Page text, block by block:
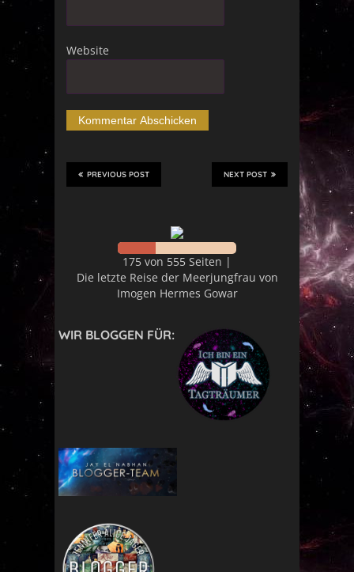
Website
NEXT POST
PREVIOUS POST
175 von 555 Seiten |
Die letzte Reise der Meerjungfrau von
Imogen Hermes Gowar
WIR BLOGGEN FÜR: